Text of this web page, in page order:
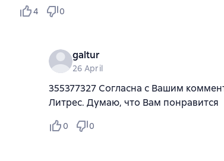
4 0
galtur
26 April
355377327 Согласна с Вашим
Литрес. Думаю, что Вам понравится
0 0